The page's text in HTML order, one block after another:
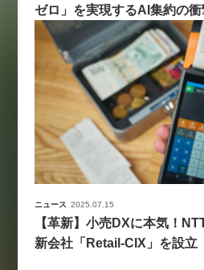
ゼロ」を実現するAI集約の衝
ニュース 2025.07.15
【革新】小売DXに本気！
新会社「Retail‑CIX」を設立